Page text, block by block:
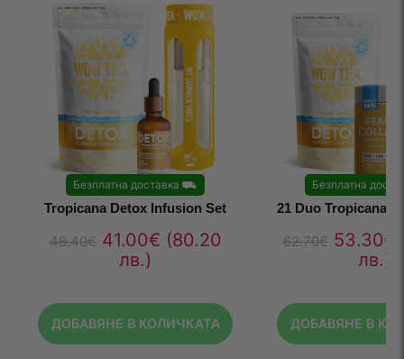
Безплатна доставка ⛟
Tropicana Detox Infusion Set
48.40€ 41.00€ (80.20
лв.)
ДОБАВЯНЕ В КОЛИЧКАТА
Безплатна
21 Duo Tropicana
62.70€ 53.30€
лв.)
ДОБАВЯНЕ В